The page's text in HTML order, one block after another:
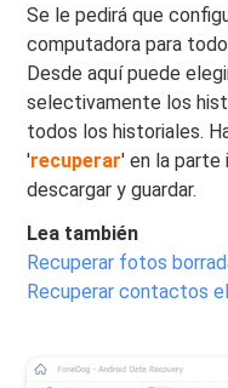
Se le pedirá que
computadora para
Desde aquí puede
selectivamente los
todos los historiales.
'recuperar' en la parte
descargar y guardar.
Lea también
Recuperar fotos
Recuperar contactos